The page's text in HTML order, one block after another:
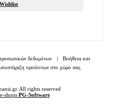
Wishlist
δεδομένων |
Βοήθεια και
προϊόντων στο χώρο σας
All rights reserved
shops PG-Software